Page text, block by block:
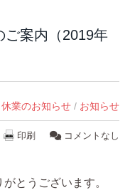
ご案内（2019年
休業のお知らせ / お知らせ
印刷 コメントなし
とうございます。